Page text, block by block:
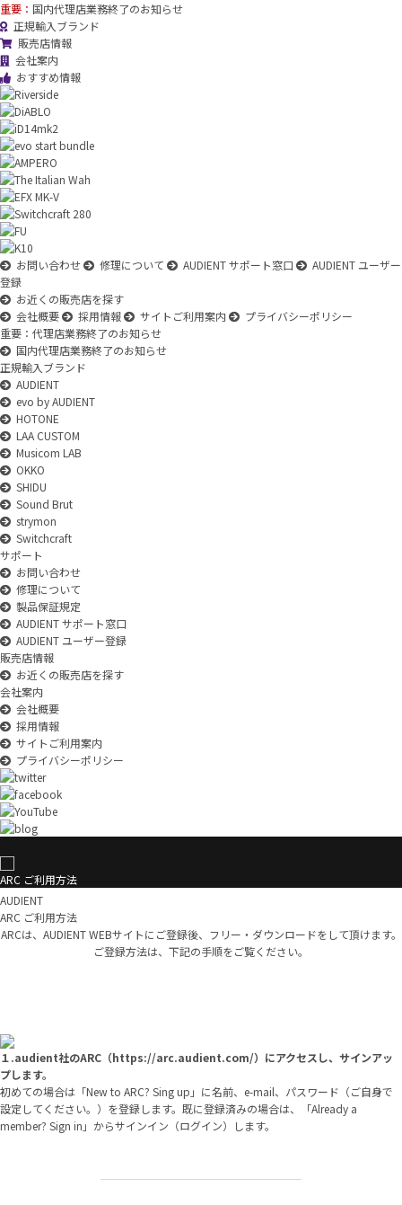
重要： 国内代理店業務終了のお知らせ
正規輸入ブランド
販売店情報
会社案内
おすすめ情報
お問い合わせ 修理について AUDIENT サポート窓口
AUDIENT ユーザー
登録
お近くの販売店を探す
会社概要
採用情報 サイトご利用案内
プライバシーポリシー
重要：代理店業務終了のお知らせ
国内代理店業務終了のお知らせ
正規輸入ブランド
AUDIENT
evo by AUDIENT
HOTONE
LAA CUSTOM
Musicom LAB
OKKO
SHIDU
Sound Brut
strymon
Switchcraft
サポート
お問い合わせ
修理について
製品保証規定
AUDIENT サポート窓口
AUDIENT ユーザー登録
販売店情報
お近くの販売店を探す
会社案内
会社概要
採用情報
サイトご利用案内
プライバシーポリシー
ARC ご利用方法
AUDIENT
ARC ご利用方法
ARCは、AUDIENT WEBサイトにご登録後、フリー・ダウンロードをして頂けます。
ご登録方法は、下記の手順をご覧ください。
１.audient社のARC（https://arc.audient.com/）にアクセスし、サインアッ
プします。
初めての場合は「New to ARC? Sing up」に名前、e-mail、パスワード（ご自身で
設定してください。）を登録します。既に登録済みの場合は、「Already a
member? Sign in」からサインイン（ログイン）します。